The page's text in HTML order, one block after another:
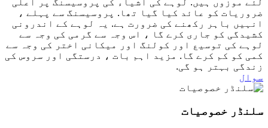
لئے موزوں ہیں. لوہے کی اشیاء کی پروسیسنگ پر اعلی
ضروریات کو عائد کیا گیا تھا. پروسیسنگ سے پہلے ،
انہیں باہر رکھنے کی ضرورت ہے. یہ لوہے کے اندرونی
کشیدگی کو جاری کرے گا ، اس وجہ سے گرمی کی وجہ سے
لوہے کی توسیع اور کولنگ اور میکانی اختر کی وجہ سے
کمی کو کم کرے گا. مزید اہم بات ، درستگی اور سروس کی
زندگی بہتر ہو گی.
سوال
سلنڈر خصوصیات